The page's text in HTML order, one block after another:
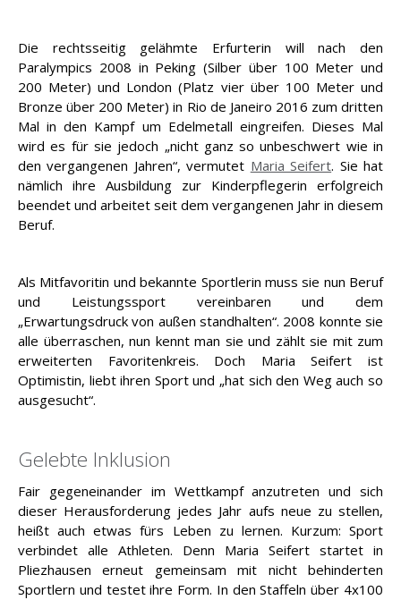
Die rechtsseitig gelähmte Erfurterin will nach den
Paralympics 2008 in Peking (Silber über 100 Meter und
200 Meter) und London (Platz vier über 100 Meter und
Bronze über 200 Meter) in Rio de Janeiro 2016 zum dritten
Mal in den Kampf um Edelmetall eingreifen. Dieses Mal
wird es für sie jedoch „nicht ganz so unbeschwert wie in
den vergangenen Jahren“, vermutet Maria Seifert. Sie hat
nämlich ihre Ausbildung zur Kinderpflegerin erfolgreich
beendet und arbeitet seit dem vergangenen Jahr in diesem
Beruf.
Als Mitfavoritin und bekannte Sportlerin muss sie nun Beruf
und Leistungssport vereinbaren und dem
„Erwartungsdruck von außen standhalten“. 2008 konnte sie
alle überraschen, nun kennt man sie und zählt sie mit zum
erweiterten Favoritenkreis. Doch Maria Seifert ist
Optimistin, liebt ihren Sport und „hat sich den Weg auch so
ausgesucht“.
Gelebte Inklusion
Fair gegeneinander im Wettkampf anzutreten und sich
dieser Herausforderung jedes Jahr aufs neue zu stellen,
heißt auch etwas fürs Leben zu lernen. Kurzum: Sport
verbindet alle Athleten. Denn Maria Seifert startet in
Pliezhausen erneut gemeinsam mit nicht behinderten
Sportlern und testet ihre Form. In den Staffeln über 4x100